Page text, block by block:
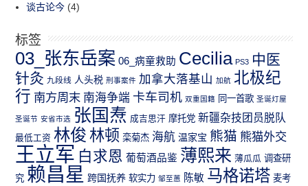
谈古论今 (4)
标签
03_张东岳案 06_病童救助 Cecilia PS3 中医
针灸 九段线 人头税 刑事案件 加拿大落基山 加航 北极纪
行 南方周末 南海争端 卡车司机 双重国籍 同一首歌 圣诞灯屋
圣诞节 安省市选 张国焘 成吉思汗 摩托党 新疆杂技团员脱队
最低工资 林俊 林顿 栾菊杰 海航 温家宝 熊猫 熊猫外交
王立军 白求恩 葡萄酒品鉴 薄熙来 薄瓜瓜 调查研
究 赖昌星 跨国抚养 软实力 邹至蕙 陈敏 马格诺塔 麦考